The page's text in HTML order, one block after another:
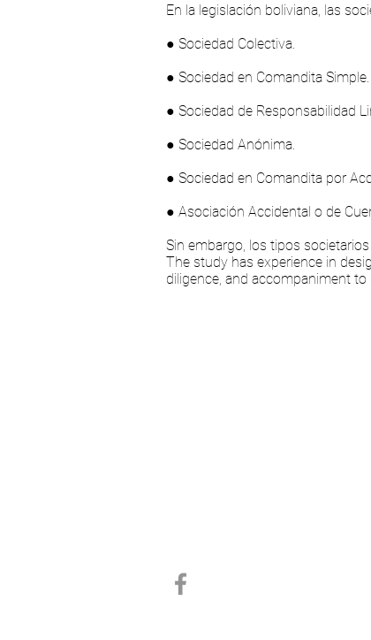
En la legislación boliviana, las
● Sociedad Colectiva.
● Sociedad en Comandita Simple.
● Sociedad de Responsabilidad
● Sociedad Anónima.
● Sociedad en Comandita por
● Asociación Accidental o de
Sin embargo, los tipos
The study has experience in
diligence, and accompaniment